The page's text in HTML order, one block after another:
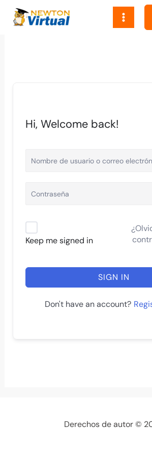
Hi, Welcome back!
Keep me signed in
SIGN IN
Don't have an account?
Derechos de autor ©